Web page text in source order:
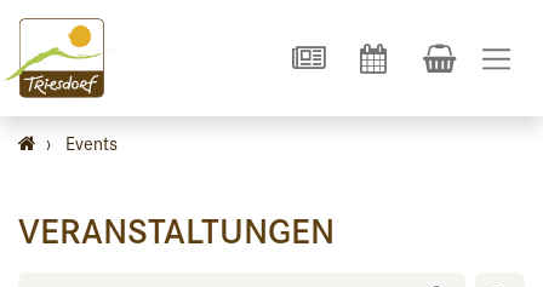
› Events
VERANSTALTUNGEN